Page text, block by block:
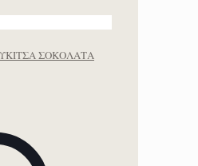
ΣΟΚΟΛΑΤΑ